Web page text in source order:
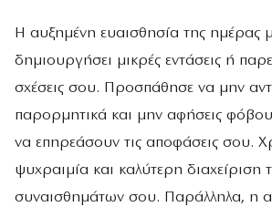
Η αυξημένη ευαισθησία της ημέρας
δημιουργήσει μικρές εντάσεις ή
σχέσεις σου. Προσπάθησε να μην
παρορμητικά και μην αφήσεις
να επηρεάσουν τις αποφάσεις σου.
ψυχραιμία και καλύτερη διαχείριση
συναισθημάτων σου. Παράλληλα, η